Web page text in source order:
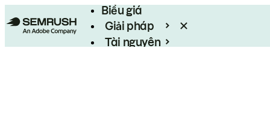
Biểu giá
Giải pháp
Tài nguyên